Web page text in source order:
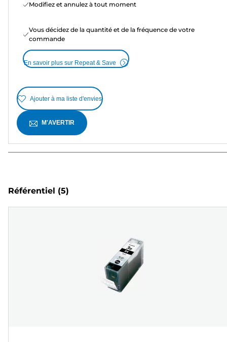
Modifiez et annulez à tout moment
Vous décidez de la quantité et de la fréquence de votre
commande
En savoir plus sur Repeat & Save
Ajouter à ma liste d'envies
M'AVERTIR
Référentiel (5)